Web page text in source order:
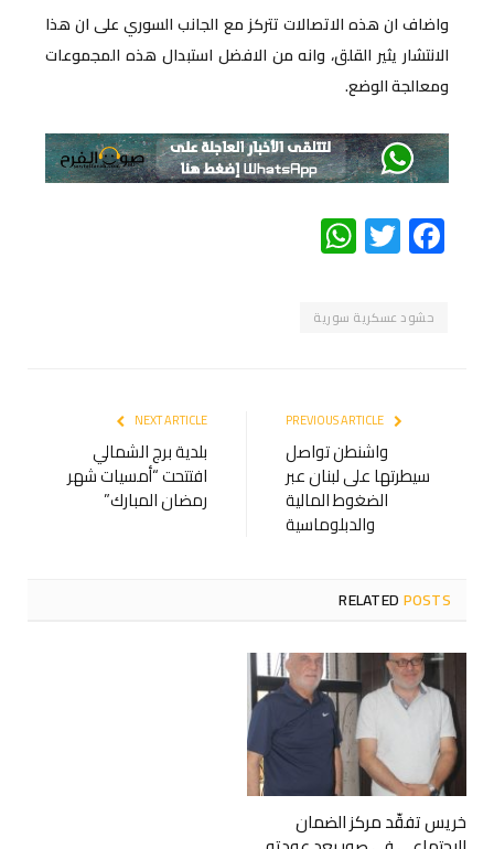
واضاف ان هذه الاتصالات تتركز مع الجانب السوري على ان هذا
الانتشار يثير القلق، وانه من الافضل استبدال هذه المجموعات
ومعالجة الوضع.
Facebook
Twitter
WhatsApp
حشود عسكرية سورية
واشنطن تواصل
سيطرتها على لبنان عبر
الضغوط المالية
والدبلوماسية
NEXT ARTICLE
بلدية برج الشمالي
افتتحت “أمسيات شهر
رمضان المبارك”
RELATEDPOSTS
خريس تفقّد مركز الضمان